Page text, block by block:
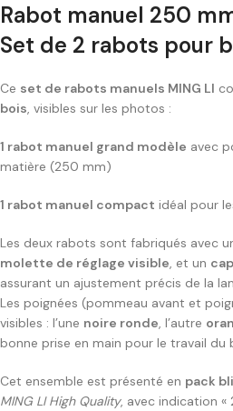
Rabot manuel 250
Set de 2 rabots pour
Ce set de rabots manuels MING LI
bois, visibles sur les photos :
1 rabot manuel grand modèle avec
matière (250 mm)
1 rabot manuel compact idéal pour
Les deux rabots sont fabriqués avec
molette de réglage visible, et un
assurant un ajustement précis de la
Les poignées (pommeau avant et
visibles : l’une noire ronde, l’autre
bonne prise en main pour le travail du
Cet ensemble est présenté en pack
MING LI High Quality, avec indication «